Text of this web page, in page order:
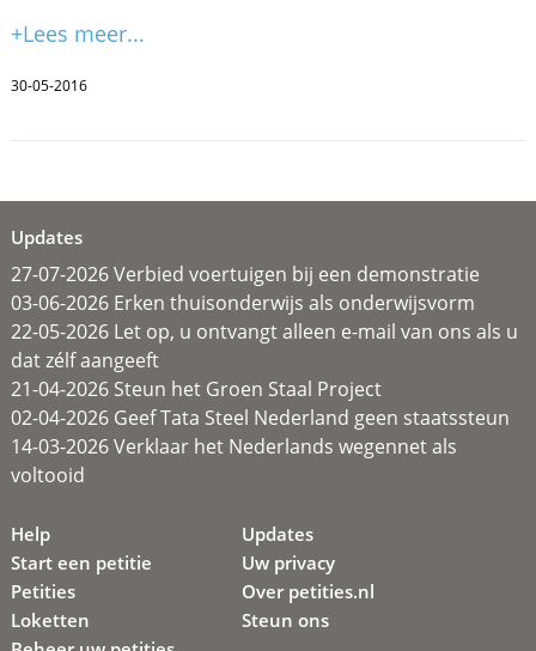
+Lees meer...
30-05-2016
Updates
27-07-2026 Verbied voertuigen bij een demonstratie
03-06-2026 Erken thuisonderwijs als onderwijsvorm
22-05-2026 Let op, u ontvangt alleen e-mail van ons als u
dat zélf aangeeft
21-04-2026 Steun het Groen Staal Project
02-04-2026 Geef Tata Steel Nederland geen staatssteun
14-03-2026 Verklaar het Nederlands wegennet als
voltooid
Help
Start een petitie
Petities
Loketten
Updates
Uw privacy
Over petities.nl
Steun ons